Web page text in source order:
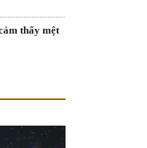
thấy mệt